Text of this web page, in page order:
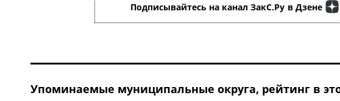
Подписывайтесь на канал ЗакС.Ру в Дзене
Упоминаемые муниципальные округа, рейтинг в